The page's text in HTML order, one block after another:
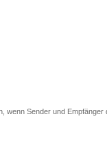
wenn Sender und